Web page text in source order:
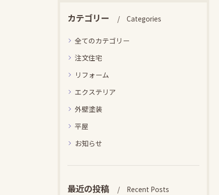
カテゴリー Categories
全てのカテゴリー
注文住宅
リフォーム
エクステリア
外壁塗装
平屋
お知らせ
最近の投稿 Recent Posts